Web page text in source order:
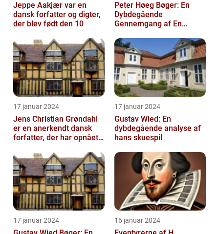
Jeppe Aakjær var en
dansk forfatter og digter,
der blev født den 10
Peter Høeg Bøger: En
Dybdegående
Gennemgang af En
17 januar 2024
Jens Christian Grøndahl
er en anerkendt dansk
forfatter, der har opnået
sin...
17 januar 2024
Gustav Wied: En
dybdegående analyse af
hans skuespil
17 januar 2024 16 januar 2024